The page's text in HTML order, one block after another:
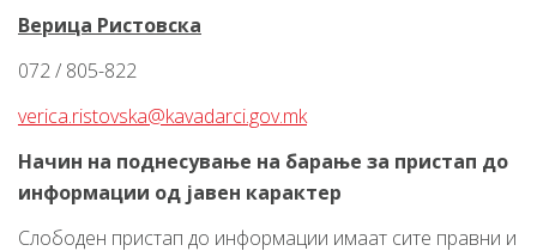
Верица Ристовска
072 / 805-822
verica.ristovska@kavadarci.gov.mk
Начин на поднесување на барање за пристап до
информации од јавен карактер
Слободен пристап до информации имаат сите правни и